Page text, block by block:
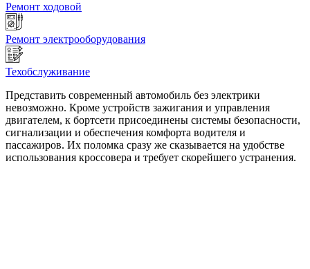
Ремонт ходовой
Ремонт электрооборудования
Техобслуживание
Представить современный автомобиль без электрики
невозможно. Кроме устройств зажигания и управления
двигателем, к бортсети присоединены системы безопасности,
сигнализации и обеспечения комфорта водителя и
пассажиров. Их поломка сразу же сказывается на удобстве
использования кроссовера и требует скорейшего устранения.